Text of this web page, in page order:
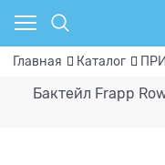
Главная Каталог
Бактейл Frapp